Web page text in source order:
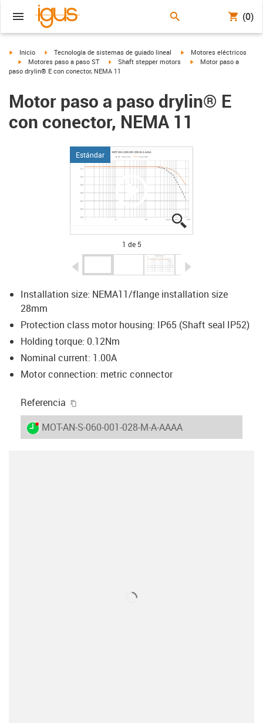
(0)
igus-icon-arrow-right
Inicio igus-icon-arrow-right
Tecnología de sistemas de guiado lineal igus-icon-arrow-right
Motores eléctricos
igus-icon-arrow-right
Motores paso a paso ST igus-icon-arrow-right
Shaft stepper motors igus-icon-arrow-right
Motor paso a
paso drylin® E con conector, NEMA 11
Motor paso a paso drylin® E
con conector, NEMA 11
Estándar
igus-icon-lupe
igus-icon-lupe
igus-icon-lupe
igus-icon-lupe
igus-icon-lupe
1 de 5
igus-icon-arrow-left
Installation size: NEMA11/flange installation size
28mm
Protection class motor housing: IP65 (Shaft seal IP52)
Holding torque: 0.12Nm
Nominal current: 1.00A
Motor connection: metric connector
Referencia
igus-icon-lieferzeit-dot
MOT-AN-S-060-001-028-M-A-AAAA